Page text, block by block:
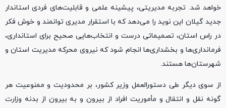
خواهد شد. تجربه مدیریتی، پیشینه علمی و قابلیت‌های فردی استاندار
جدید گیلان این نوید را می‌دهد که با استقرار مدیری توانمند و خوش فکر
در راس استان، تصمیماتی درست و انتخاب‌هایی صحیح برای استانداری،
فرمانداری‌ها و بخشداری‌ها انجام شود که نیروی محرکه مدیریت استان و
شهرستان‌ها هستند.
از سوی دیگر طی دستورالعمل وزیر کشور، بر محدودیت و ممنوعیت هر
گونه نقل و انتقال و مأموریت افراد از بیرون و به بیرون از بدنه وزارت